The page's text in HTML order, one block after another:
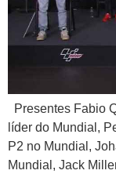
Presentes Fabio
líder do Mundial,
P2 no Mundial,
Mundial, Jack